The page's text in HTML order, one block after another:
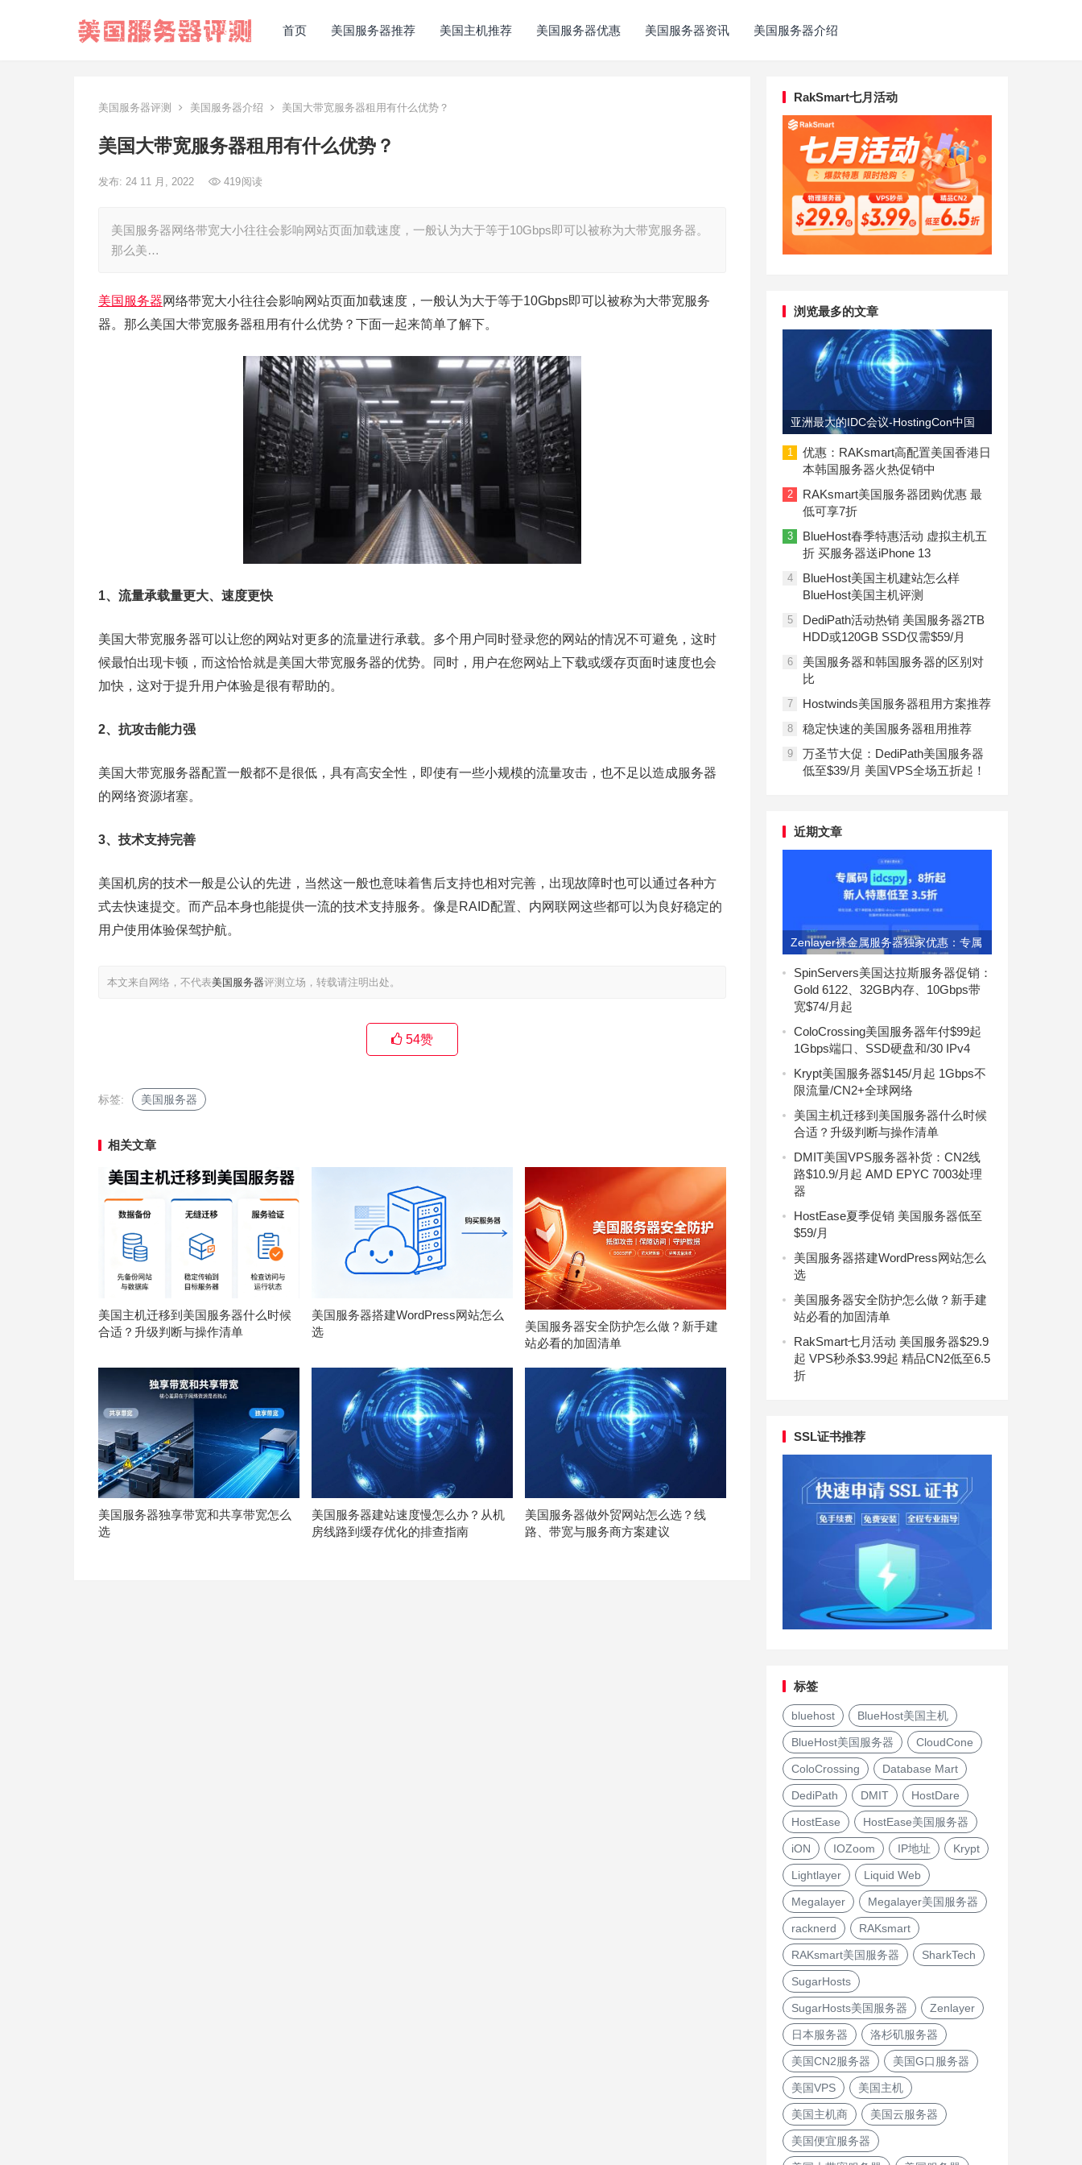
首页 美国服务器推荐 美国主机推荐 美国服务器优惠 美国服务器资讯 美国服务器介绍
美国服务器评测 美国服务器介绍 美国大带宽服务器租用有什么优势？
美国大带宽服务器租用有什么优势？
发布: 24 11 月, 2022 419阅读
美国服务器网络带宽大小往往会影响网站页面加载速度，一般认为大于等于10Gbps即可以被称为大带宽服务器。
那么美…
美国服务器网络带宽大小往往会影响网站页面加载速度，一般认为大于等于10Gbps即可以被称为大带宽服务
器。那么美国大带宽服务器租用有什么优势？下面一起来简单了解下。
1、流量承载量更大、速度更快
美国大带宽服务器可以让您的网站对更多的流量进行承载。多个用户同时登录您的网站的情况不可避免，这时
候最怕出现卡顿，而这恰恰就是美国大带宽服务器的优势。同时，用户在您网站上下载或缓存页面时速度也会
加快，这对于提升用户体验是很有帮助的。
2、抗攻击能力强
美国大带宽服务器配置一般都不是很低，具有高安全性，即使有一些小规模的流量攻击，也不足以造成服务器
的网络资源堵塞。
3、技术支持完善
美国机房的技术一般是公认的先进，当然这一般也意味着售后支持也相对完善，出现故障时也可以通过各种方
式去快速提交。而产品本身也能提供一流的技术支持服务。像是RAID配置、内网联网这些都可以为良好稳定的
用户使用体验保驾护航。
本文来自网络，不代表美国服务器评测立场，转载请注明出处。
54赞
标签: 美国服务器
相关文章
美国主机迁移到美国服务器什么时候
合适？升级判断与操作清单
美国服务器搭建WordPress网站怎么
选
美国服务器安全防护怎么做？新手建
站必看的加固清单
美国服务器独享带宽和共享带宽怎么
选
美国服务器建站速度慢怎么办？从机
房线路到缓存优化的排查指南
美国服务器做外贸网站怎么选？线
路、带宽与服务商方案建议
RakSmart七月活动
浏览最多的文章
亚洲最大的IDC会议-HostingCon中国
即将召开
1
优惠：RAKsmart高配置美国香港日
本韩国服务器火热促销中
2
RAKsmart美国服务器团购优惠 最
低可享7折
3
BlueHost春季特惠活动 虚拟主机五
折 买服务器送iPhone 13
4
BlueHost美国主机建站怎么样
BlueHost美国主机评测
5
DediPath活动热销 美国服务器2TB
HDD或120GB SSD仅需$59/月
6
美国服务器和韩国服务器的区别对
比
7 Hostwinds美国服务器租用方案推荐
8 稳定快速的美国服务器租用推荐
9
万圣节大促：DediPath美国服务器
低至$39/月 美国VPS全场五折起！
近期文章
Zenlayer裸金属服务器独家优惠：专属
码idcspy享8折
SpinServers美国达拉斯服务器促销：
Gold 6122、32GB内存、10Gbps带
宽$74/月起
ColoCrossing美国服务器年付$99起
1Gbps端口、SSD硬盘和/30 IPv4
Krypt美国服务器$145/月起 1Gbps不
限流量/CN2+全球网络
美国主机迁移到美国服务器什么时候
合适？升级判断与操作清单
DMIT美国VPS服务器补货：CN2线
路$10.9/月起 AMD EPYC 7003处理
器
HostEase夏季促销 美国服务器低至
$59/月
美国服务器搭建WordPress网站怎么
选
美国服务器安全防护怎么做？新手建
站必看的加固清单
RakSmart七月活动 美国服务器$29.9
起 VPS秒杀$3.99起 精品CN2低至6.5
折
SSL证书推荐
标签
bluehost BlueHost美国主机
BlueHost美国服务器 CloudCone
ColoCrossing Database Mart
DediPath DMIT HostDare
HostEase HostEase美国服务器
iON IOZoom IP地址 Krypt
Lightlayer Liquid Web
Megalayer Megalayer美国服务器
racknerd RAKsmart
RAKsmart美国服务器 SharkTech
SugarHosts
SugarHosts美国服务器 Zenlayer
日本服务器 洛杉矶服务器
美国CN2服务器 美国G口服务器
美国VPS 美国主机
美国主机商 美国云服务器
美国便宜服务器